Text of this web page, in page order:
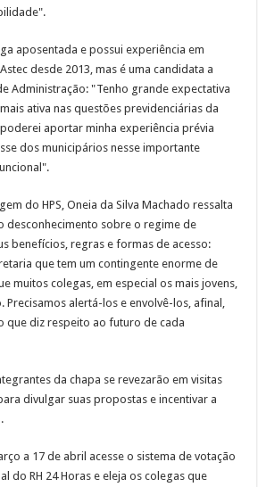
aposentada e possui experiência em
desde 2013, mas é uma candidata a
Administração: "Tenho grande expectativa
ativa nas questões previdenciárias da
aportar minha experiência prévia
dos municipários nesse importante
do HPS, Oneia da Silva Machado ressalta
desconhecimento sobre o regime de
benefícios, regras e formas de acesso:
que tem um contingente enorme de
muitos colegas, em especial os mais jovens,
Precisamos alertá-los e envolvê-los, afinal,
que diz respeito ao futuro de cada
da chapa se revezarão em visitas
divulgar suas propostas e incentivar a
a 17 de abril acesse o sistema de votação
do RH 24 Horas e eleja os colegas que